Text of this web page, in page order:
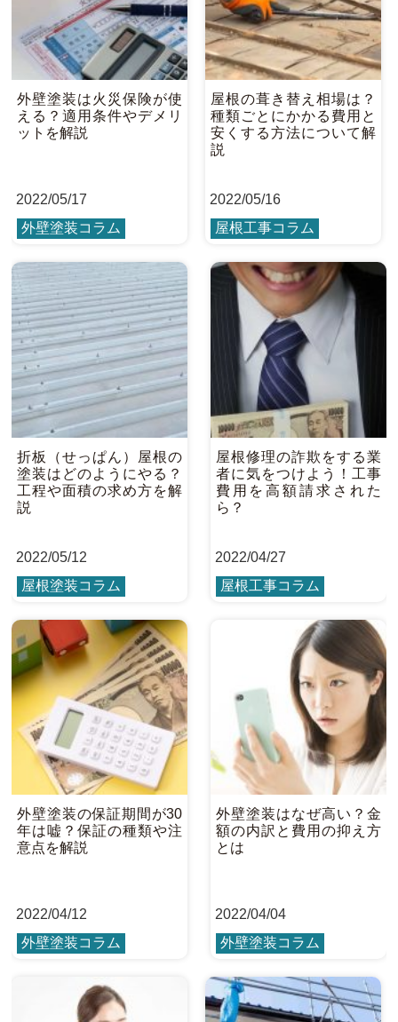
外壁塗装は火災保険が使
える？適用条件やデメリ
ットを解説
2022/05/17
外壁塗装コラム
屋根の葺き替え相場は？
種類ごとにかかる費用と
安くする方法について解
説
2022/05/16
屋根工事コラム
折板（せっぱん）屋根の
塗装はどのようにやる？
工程や面積の求め方を解
説
2022/05/12
屋根塗装コラム
屋根修理の詐欺をする業
者に気をつけよう！工事
費用を高額請求された
ら？
2022/04/27
屋根工事コラム
外壁塗装の保証期間が30
年は嘘？保証の種類や注
意点を解説
2022/04/12
外壁塗装コラム
外壁塗装はなぜ高い？金
額の内訳と費用の抑え方
とは
2022/04/04
外壁塗装コラム